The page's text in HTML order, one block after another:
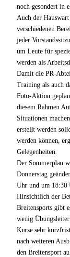
noch gesondert in
Auch der
verschiedenen
jeder
um Leute für
werden als
Damit die PR-
Training als auch
Foto-Aktion
diesem Rahmen
Situationen
erstellt werden
werden können,
Gelegenheiten.
Der Sommerplan
Donnerstag
Uhr und um 18:30
Hinsichtlich der
Breitensports gibt
wenig
Kurse sehr
nach weiteren
den Breitensport